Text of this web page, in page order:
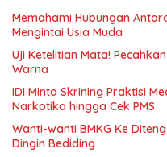
Memahami Hubungan
Mengintai Usia Muda
Uji Ketelitian Mata!
Warna
IDI Minta Skrining Praktisi
Narkotika hingga Cek PMS
Wanti-wanti BMKG Ke
Dingin Bediding